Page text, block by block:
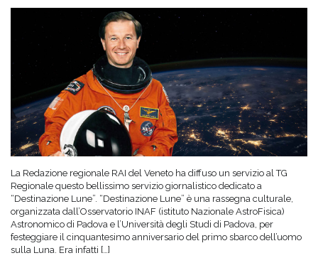
La Redazione regionale RAI del Veneto ha diffuso un servizio al TG
Regionale questo bellissimo servizio giornalistico dedicato a
“Destinazione Lune”. “Destinazione Lune” è una rassegna culturale,
organizzata dall’Osservatorio INAF (istituto Nazionale AstroFisica)
Astronomico di Padova e l’Università degli Studi di Padova, per
festeggiare il cinquantesimo anniversario del primo sbarco dell’uomo
sulla Luna. Era infatti […]